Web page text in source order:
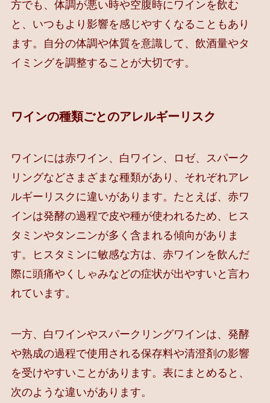
方でも、体調が悪い時や空腹時にワインを飲む
と、いつもより影響を感じやすくなることもあり
ます。自分の体調や体質を意識して、飲酒量やタ
イミングを調整することが大切です。
ワインの種類ごとのアレルギーリスク
ワインには赤ワイン、白ワイン、ロゼ、スパーク
リングなどさまざまな種類があり、それぞれアレ
ルギーリスクに違いがあります。たとえば、赤ワ
インは発酵の過程で皮や種が使われるため、ヒス
タミンやタンニンが多く含まれる傾向がありま
す。ヒスタミンに敏感な方は、赤ワインを飲んだ
際に頭痛やくしゃみなどの症状が出やすいと言わ
れています。
一方、白ワインやスパークリングワインは、発酵
や熟成の過程で使用される保存料や清澄剤の影響
を受けやすいことがあります。表にまとめると、
次のような違いがあります。